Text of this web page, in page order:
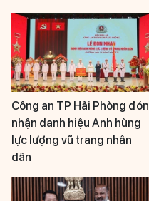
Công an TP Hải Phòng đón
nhận danh hiệu Anh hùng
lực lượng vũ trang nhân
dân